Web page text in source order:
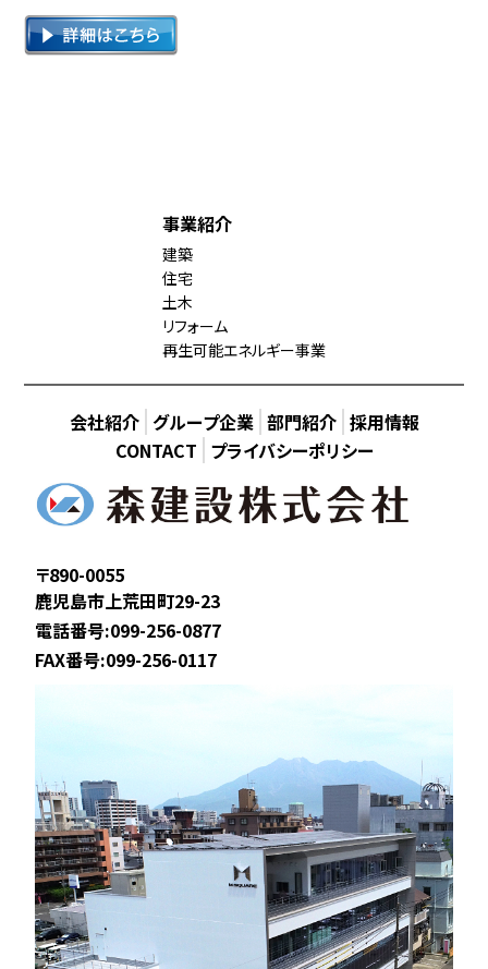
事業紹介
建築
住宅
土木
リフォーム
再生可能エネルギー事業
会社紹介 グループ企業 部門紹介 採用情報
CONTACT プライバシーポリシー
〒890-0055
鹿児島市上荒田町29-23
電話番号:099-256-0877
FAX番号:099-256-0117